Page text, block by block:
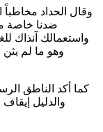
وقال الحداد
ضدنا خاصة
وهو ما لم
كما أكد الناطق
والدليل